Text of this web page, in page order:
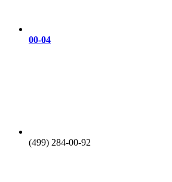
00-04
(499) 284-00-92